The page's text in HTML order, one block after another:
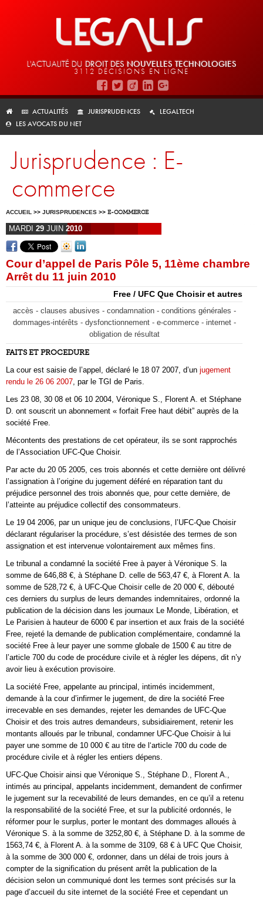
L'ACTUALITÉ DU DROIT DES NOUVELLES TECHNOLOGIES
3112 DÉCISIONS EN LIGNE
ACTUALITÉS JURISPRUDENCES
LEGALTECH
LES AVOCATS DU NET
Jurisprudence : E-
commerce
ACCUEIL >> JURISPRUDENCES >> E-COMMERCE
MARDI 29 JUIN 2010
Cour d’appel de Paris Pôle 5, 11ème chambre
Arrêt du 11 juin 2010
Free / UFC Que Choisir et autres
accès - clauses abusives - condamnation - conditions générales -
dommages-intérêts - dysfonctionnement - e-commerce - internet -
obligation de résultat
FAITS ET PROCEDURE
La cour est saisie de l’appel, déclaré le 18 07 2007, d’un jugement
rendu le 26 06 2007, par le TGI de Paris.
Les 23 08, 30 08 et 06 10 2004, Véronique S., Florent A. et Stéphane
D. ont souscrit un abonnement « forfait Free haut débit” auprès de la
société Free.
Mécontents des prestations de cet opérateur, ils se sont rapprochés
de l’Association UFC-Que Choisir.
Par acte du 20 05 2005, ces trois abonnés et cette dernière ont délivré
l’assignation à l’origine du jugement déféré en réparation tant du
préjudice personnel des trois abonnés que, pour cette dernière, de
l’atteinte au préjudice collectif des consommateurs.
Le 19 04 2006, par un unique jeu de conclusions, l’UFC-Que Choisir
déclarant régulariser la procédure, s’est désistée des termes de son
assignation et est intervenue volontairement aux mêmes fins.
Le tribunal a condamné la société Free à payer à Véronique S. la
somme de 646,88 €, à Stéphane D. celle de 563,47 €, à Florent A. la
somme de 528,72 €, à UFC-Que Choisir celle de 20 000 €, débouté
ces derniers du surplus de leurs demandes indemnitaires, ordonné la
publication de la décision dans les journaux Le Monde, Libération, et
Le Parisien à hauteur de 6000 € par insertion et aux frais de la société
Free, rejeté la demande de publication complémentaire, condamné la
société Free à leur payer une somme globale de 1500 € au titre de
l’article 700 du code de procédure civile et à régler les dépens, dit n’y
avoir lieu à exécution provisoire.
La société Free, appelante au principal, intimés incidemment,
demande à la cour d’infirmer le jugement, de dire la société Free
irrecevable en ses demandes, rejeter les demandes de UFC-Que
Choisir et des trois autres demandeurs, subsidiairement, retenir les
montants alloués par le tribunal, condamner UFC-Que Choisir à lui
payer une somme de 10 000 € au titre de l‘article 700 du code de
procédure civile et à régler les entiers dépens.
UFC-Que Choisir ainsi que Véronique S., Stéphane D., Florent A.,
intimés au principal, appelants incidemment, demandent de confirmer
le jugement sur la recevabilité de leurs demandes, en ce qu’il a retenu
la responsabilité de la société Free, et sur la publicité ordonnés, le
réformer pour le surplus, porter le montant des dommages alloués à
Véronique S. à la somme de 3252,80 €, à Stéphane D. à la somme de
1563,74 €, à Florent A. à la somme de 3109, 68 € à UFC Que Choisir,
à la somme de 300 000 €, ordonner, dans un délai de trois jours à
compter de la signification du présent arrêt la publication de la
décision selon un communiqué dont les termes sont précisés sur la
page d’accueil du site internet de la société Free et cependant un